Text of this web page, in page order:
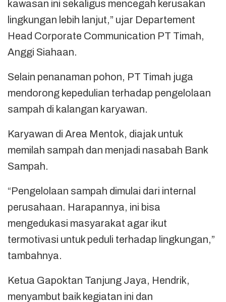
kawasan ini sekaligus mencegah kerusakan
lingkungan lebih lanjut,” ujar Departement
Head Corporate Communication PT Timah,
Anggi Siahaan.
Selain penanaman pohon, PT Timah juga
mendorong kepedulian terhadap pengelolaan
sampah di kalangan karyawan.
Karyawan di Area Mentok, diajak untuk
memilah sampah dan menjadi nasabah Bank
Sampah.
“Pengelolaan sampah dimulai dari internal
perusahaan. Harapannya, ini bisa
mengedukasi masyarakat agar ikut
termotivasi untuk peduli terhadap lingkungan,”
tambahnya.
Ketua Gapoktan Tanjung Jaya, Hendrik,
menyambut baik kegiatan ini dan